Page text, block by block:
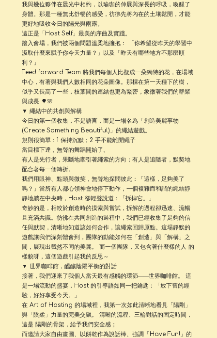
我與幾位夥伴在晨光中相約，以瑜珈的伸展與深長的呼吸，喚醒了
身體。那是一種無比舒暢的感受，彷彿先將內在的土壤鬆開，才能
更好地吸收今日的陽光與雨露。
這正是「Host Self」最美的序曲及實踐。
踏入會場，我們被兩個問題溫柔地擁抱： 「你希望從昨天的學習中
汲取什麼來賦予你今天力量？」以及「昨天有哪些地方不那麼順
利？」
Feed forward Team 將我們每個人比擬成一朵獨特的花，在場域
中心，有著與我們人數相同的花朵圖像。那棵在第一天種下的樹，
似乎又長高了一些，枝葉間的連結也更為緊密，象徵著我們的群聚
與成長 🌳🌸
▼ 繩結中的共創與解構
今日的第一個收集，不是語言，而是一場名為「創造美麗事物
(Create Something Beautiful)」的繩結遊戲。
規則很簡單：1 保持沉默；2 手不能離開繩子
當目標下達，無聲的舞蹈開始了。
有人是先行者，果斷地牽引著繩索的方向；有人是追隨者，默契地
配合著每一個轉折。
我們用眼神、點頭與微笑，無聲地探問彼此：「這樣，足夠美了
嗎？」當所有人都心領神會地停下動作，一個複雜而和諧的繩結靜
靜地躺在中央時，Host 卻輕聲說道：「拆掉它。」
奇妙的是，相較於創造時的摸索與嘗試，拆解的過程卻迅速、流暢
且充滿共識。彷彿在共同創造的過程中，我們已經收集了足夠的信
任與默契，清晰地知道該如何合作，讓繩索回歸原點。這場靜默的
遊戲讓我們深刻體會到，團隊的動能如何在「創造」與「解構」之
間，展現出截然不同的美麗。 而一個團隊，又包含著什麼樣的人 的
樣貌呀，這個遊戲引起我的反思～
▼ 世界咖啡館，醞釀陰陽平衡的對話
接著，我們迎來了我個人當天最有感觸的環節——世界咖啡館。 這
是一場流動的盛宴，Host 的引導語如同一把鑰匙：「放下舊的經
驗，好好享受今天。」
在 Art of Hosting 的場域裡，我第一次如此清晰地看見「陽剛」
與「陰柔」力量的完美交融。 清晰的流程、三輪對話的固定時間，
這是 陽剛的骨架，給予我們安全感；
而邀請大家自由畫圖、以餅乾作為說話棒、強調「Have Fun!」的